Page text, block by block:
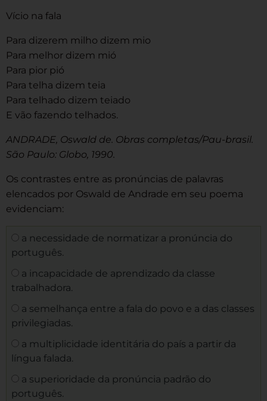
Vício na fala
Para dizerem milho dizem mio
Para melhor dizem mió
Para pior pió
Para telha dizem teia
Para telhado dizem teiado
E vão fazendo telhados.
ANDRADE, Oswald de. Obras completas/Pau-brasil.
São Paulo: Globo, 1990.
Os contrastes entre as pronúncias de palavras
elencados por Oswald de Andrade em seu poema
evidenciam:
a necessidade de normatizar a pronúncia do
português.
a incapacidade de aprendizado da classe
trabalhadora.
a semelhança entre a fala do povo e a das classes
privilegiadas.
a multiplicidade identitária do país a partir da
língua falada.
a superioridade da pronúncia padrão do
português.